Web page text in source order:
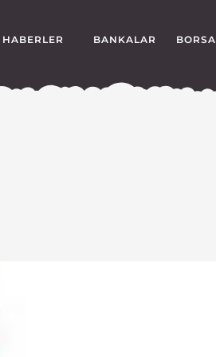
HABERLER BANKALAR BORSA